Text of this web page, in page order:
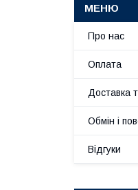
Про нас
Оплата
Доставка
Обмін і
Відгуки